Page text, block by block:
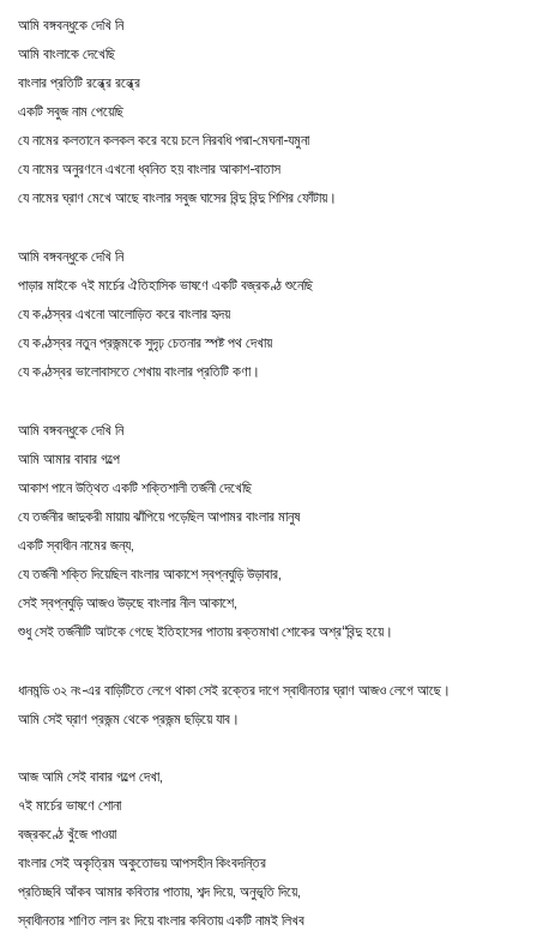
আমি বঙ্গবন্ধুকে দেখি নি
আমি বাংলাকে দেখেছি
বাংলার প্রতিটি রন্ধ্রে রন্ধ্রে
একটি সবুজ নাম পেয়েছি
যে নামের কলতানে কলকল করে বয়ে চলে নিরবধি পদ্মা-মেঘনা-যমুনা
যে নামের অনুরণনে এখনো ধ্বনিত হয় বাংলার আকাশ-বাতাস
যে নামের ঘ্রাণ মেখে আছে বাংলার সবুজ ঘাসের বিন্দু বিন্দু শিশির ফোঁটায়।
আমি বঙ্গবন্ধুকে দেখি নি
পাড়ার মাইকে ৭ই মার্চের ঐতিহাসিক ভাষণে একটি বজ্রকণ্ঠ শুনেছি
যে কণ্ঠস্বর এখনো আলোড়িত করে বাংলার হৃদয়
যে কণ্ঠস্বর নতুন প্রজন্মকে সুদৃঢ় চেতনার স্পষ্ট পথ দেখায়
যে কণ্ঠস্বর ভালোবাসতে শেখায় বাংলার প্রতিটি কণা।
আমি বঙ্গবন্ধুকে দেখি নি
আমি আমার বাবার গল্পে
আকাশ পানে উত্থিত একটি শক্তিশালী তর্জনী দেখেছি
যে তর্জনীর জাদুকরী মায়ায় ঝাঁপিয়ে পড়েছিল আপামর বাংলার মানুষ
একটি স্বাধীন নামের জন্য,
যে তর্জনী শক্তি দিয়েছিল বাংলার আকাশে স্বপ্নঘুড়ি উড়াবার,
সেই স্বপ্নঘুড়ি আজও উড়ছে বাংলার নীল আকাশে,
শুধু সেই তর্জনীটি আটকে গেছে ইতিহাসের পাতায় রক্তমাখা শোকের অশ্র“বিন্দু হয়ে।
ধানমন্ডি ৩২ নং-এর বাড়িটিতে লেগে থাকা সেই রক্তের দাগে স্বাধীনতার ঘ্রাণ আজও লেগে আছে।
আমি সেই ঘ্রাণ প্রজন্ম থেকে প্রজন্ম ছড়িয়ে যাব।
আজ আমি সেই বাবার গল্পে দেখা,
৭ই মার্চের ভাষণে শোনা
বজ্রকণ্ঠে খুঁজে পাওয়া
বাংলার সেই অকৃত্রিম অকুতোভয় আপসহীন কিংবদন্তির
প্রতিচ্ছবি আঁকব আমার কবিতার পাতায়, শব্দ দিয়ে, অনুভূতি দিয়ে,
স্বাধীনতার শাণিত লাল রং দিয়ে বাংলার কবিতায় একটি নামই লিখব